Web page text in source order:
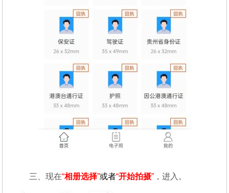
三、现在“相册选择”或者“开始拍摄” ，进入。